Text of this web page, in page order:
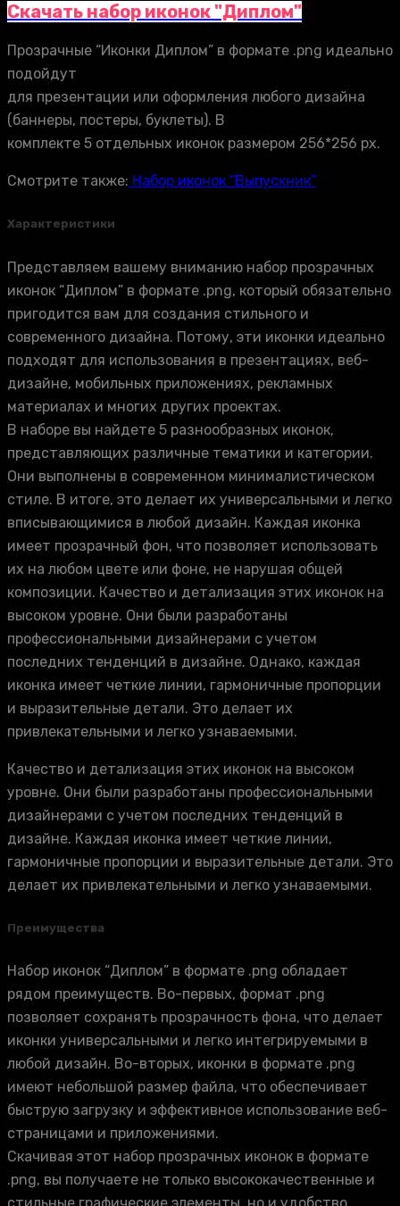
Скачать набор иконок "Диплом"
Прозрачные “Иконки Диплом” в формате .png идеально
подойдут
для презентации или оформления любого дизайна
(баннеры, постеры, буклеты). В
комплекте 5 отдельных иконок размером 256*256 px.
Смотрите также: Набор иконок “Выпускник”
Характеристики
Представляем вашему вниманию набор прозрачных
иконок “Диплом” в формате .png, который обязательно
пригодится вам для создания стильного и
современного дизайна. Потому, эти иконки идеально
подходят для использования в презентациях, веб-
дизайне, мобильных приложениях, рекламных
материалах и многих других проектах.
В наборе вы найдете 5 разнообразных иконок,
представляющих различные тематики и категории.
Они выполнены в современном минималистическом
стиле. В итоге, это делает их универсальными и легко
вписывающимися в любой дизайн. Каждая иконка
имеет прозрачный фон, что позволяет использовать
их на любом цвете или фоне, не нарушая общей
композиции. Качество и детализация этих иконок на
высоком уровне. Они были разработаны
профессиональными дизайнерами с учетом
последних тенденций в дизайне. Однако, каждая
иконка имеет четкие линии, гармоничные пропорции
и выразительные детали. Это делает их
привлекательными и легко узнаваемыми.
Качество и детализация этих иконок на высоком
уровне. Они были разработаны профессиональными
дизайнерами с учетом последних тенденций в
дизайне. Каждая иконка имеет четкие линии,
гармоничные пропорции и выразительные детали. Это
делает их привлекательными и легко узнаваемыми.
Преимущества
Набор иконок “Диплом” в формате .png обладает
рядом преимуществ. Во-первых, формат .png
позволяет сохранять прозрачность фона, что делает
иконки универсальными и легко интегрируемыми в
любой дизайн. Во-вторых, иконки в формате .png
имеют небольшой размер файла, что обеспечивает
быструю загрузку и эффективное использование веб-
страницами и приложениями.
Скачивая этот набор прозрачных иконок в формате
.png, вы получаете не только высококачественные и